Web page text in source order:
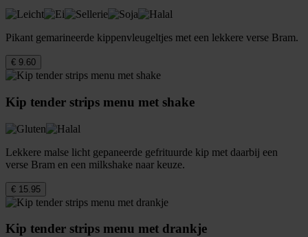
Pikant gemarineerde kippenvleugeltjes met een lekkere verse Bram.
€ 9.60
Kip tender strips menu met shake
Lekkere malse licht gepaneerde gefrituurde kip met daarbij een
verse Bram en een milkshake naar keuze.
€ 15.95
Kip tender strips menu met drankje